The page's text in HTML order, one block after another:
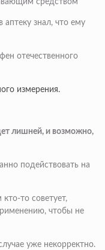
средством
знал, что ему
отечественного
измерения.
лишней, и возможно,
подействовать на
то советует,
чтобы не
уже некорректно.